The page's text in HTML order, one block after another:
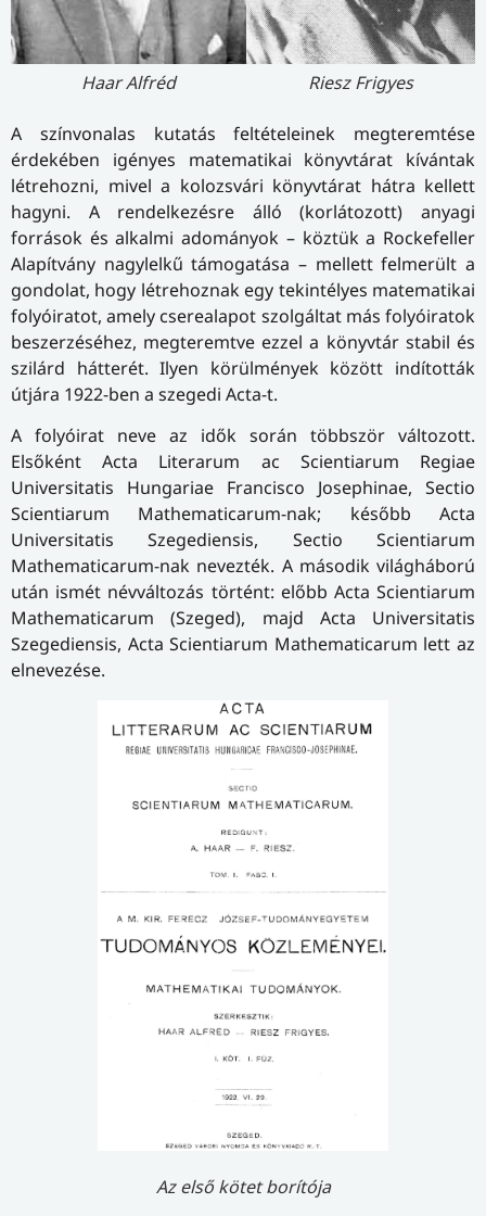
Haar Alfréd Riesz Frigyes
A színvonalas kutatás feltételeinek megteremtése
érdekében igényes matematikai könyvtárat kívántak
létrehozni, mivel a kolozsvári könyvtárat hátra kellett
hagyni. A rendelkezésre álló (korlátozott) anyagi
források és alkalmi adományok – köztük a Rockefeller
Alapítvány nagylelkű támogatása – mellett felmerült a
gondolat, hogy létrehoznak egy tekintélyes matematikai
folyóiratot, amely cserealapot szolgáltat más folyóiratok
beszerzéséhez, megteremtve ezzel a könyvtár stabil és
szilárd hátterét. Ilyen körülmények között indították
útjára 1922-ben a szegedi Acta-t.
A folyóirat neve az idők során többször változott.
Elsőként Acta Literarum ac Scientiarum Regiae
Universitatis Hungariae Francisco Josephinae, Sectio
Scientiarum Mathematicarum-nak; később Acta
Universitatis Szegediensis, Sectio Scientiarum
Mathematicarum-nak nevezték. A második világháború
után ismét névváltozás történt: előbb Acta Scientiarum
Mathematicarum (Szeged), majd Acta Universitatis
Szegediensis, Acta Scientiarum Mathematicarum lett az
elnevezése.
Az első kötet borítója